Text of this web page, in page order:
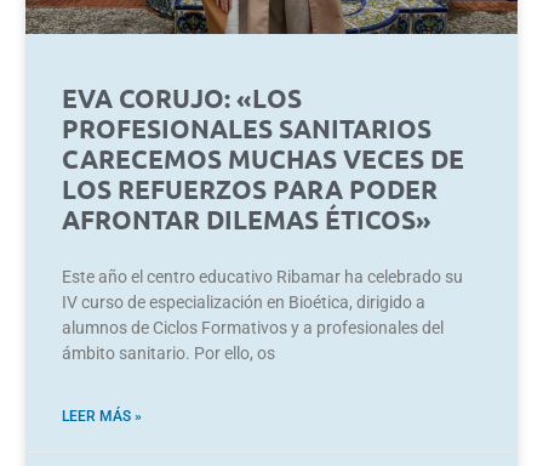
EVA CORUJO: «LOS
PROFESIONALES SANITARIOS
CARECEMOS MUCHAS VECES DE
LOS REFUERZOS PARA PODER
AFRONTAR DILEMAS ÉTICOS»
Este año el centro educativo Ribamar ha celebrado su
IV curso de especialización en Bioética, dirigido a
alumnos de Ciclos Formativos y a profesionales del
ámbito sanitario. Por ello, os
LEER MÁS »